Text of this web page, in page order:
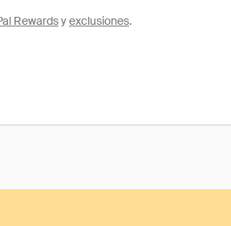
Rewardsyexclusiones.